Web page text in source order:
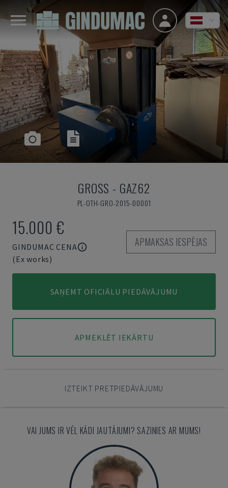
GROSS - GAZ62
PL-OTH-GRO-2015-00001
15.000 €
GINDUMAC CENA
(Ex works)
APMAKSAS IESPĒJAS
SAŅEMT OFICIĀLU PIEDĀVĀJUMU
APMEKLĒT IEKĀRTU
IZTEIKT PRETPIEDĀVĀJUMU
VAI JUMS IR VĒL KĀDI JAUTĀJUMI? SAZINIES AR MUMS!